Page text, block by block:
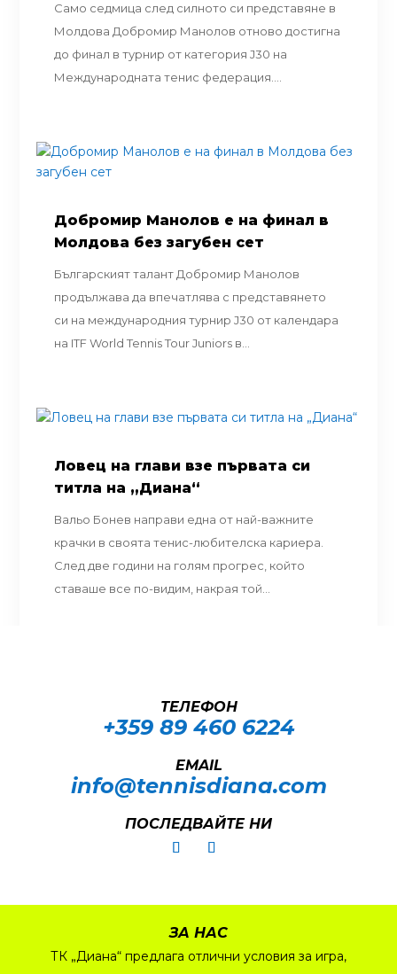
Само седмица след силното си представяне в
Молдова Добромир Манолов отново достигна
до финал в турнир от категория J30 на
Международната тенис федерация....
Добромир Манолов е на финал в
Молдова без загубен сет
Българският талант Добромир Манолов
продължава да впечатлява с представянето
си на международния турнир J30 от календара
на ITF World Tennis Tour Juniors в...
Ловец на глави взе първата си
титла на „Диана“
Вальо Бонев направи една от най-важните
крачки в своята тенис-любителска кариера.
След две години на голям прогрес, който
ставаше все по-видим, накрая той...
ТЕЛЕФОН
+359 89 460 6224­
EMAIL
info@tennisdiana.com
ПОСЛЕДВАЙТЕ НИ
ЗА НАС
ТК „Диана“ предлага отлични условия за игра,